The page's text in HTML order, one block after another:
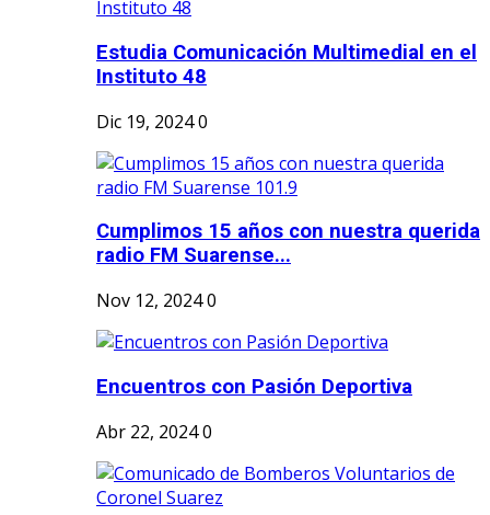
Estudia Comunicación Multimedial en el
Instituto 48
Dic 19, 20240
Cumplimos 15 años con nuestra querida
radio FM Suarense...
Nov 12, 20240
Encuentros con Pasión Deportiva
Abr 22, 20240